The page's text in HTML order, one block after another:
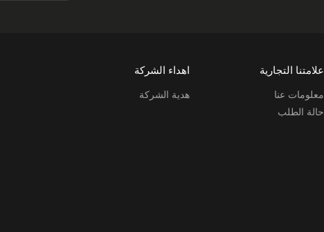
علامتنا التجارية
معلومات عنا
حالة الطلب
اهداء الشركة
هدية الشركة